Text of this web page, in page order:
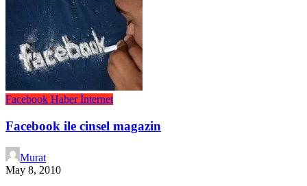
Facebook Haberİnternet
Facebook ile cinsel magazin
Murat
May 8, 2010